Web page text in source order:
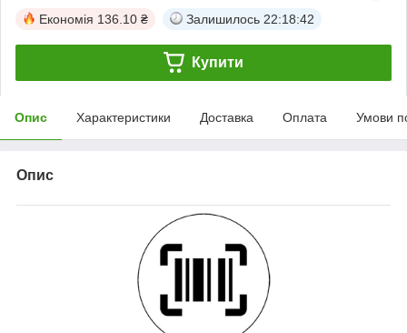
Економія 136.10 ₴ Залишилось 22:18:41
Купити
Опис Характеристики Доставка Оплата Умови
Опис